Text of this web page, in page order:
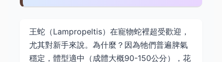
王蛇（Lampropeltis）在寵物蛇裡超受歡迎，
尤其對新手來說。為什麼？因為牠們普遍脾氣
穩定，體型適中（成體大概90-150公分），花